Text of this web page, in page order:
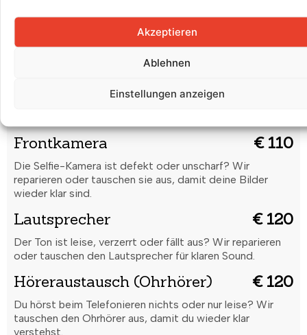
Akzeptieren
Ablehnen
Einstellungen anzeigen
richtig? Wir ersetzen die Batterie fachgerecht für volle
Unscharfe Bilder oder Kamera funktioniert nicht? Wir
reparieren oder tauschen die Rückkamera für gestochen
Frontkamera € 110
Die Selfie-Kamera ist defekt oder unscharf? Wir
reparieren oder tauschen sie aus, damit deine Bilder
wieder klar sind.
Lautsprecher € 120
Der Ton ist leise, verzerrt oder fällt aus? Wir reparieren
oder tauschen den Lautsprecher für klaren Sound.
Höreraustausch (Ohrhörer) € 120
Du hörst beim Telefonieren nichts oder nur leise? Wir
tauschen den Ohrhörer aus, damit du wieder klar
verstehst.